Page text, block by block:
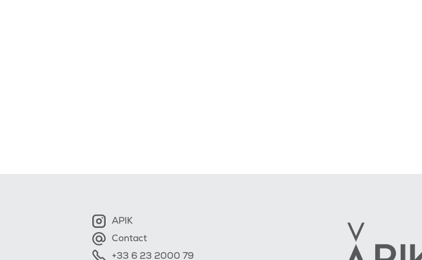
APIK
Contact
+33 6 23 2000 79